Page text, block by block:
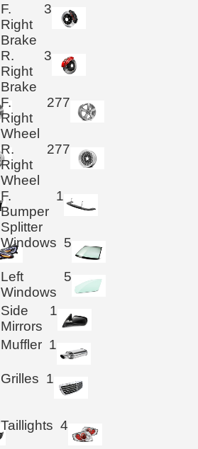
F.
Right
Brake
3
R.
Right
Brake
3
F.
Right
Wheel
277
R.
Right
Wheel
277
F.
Bumper
Splitter
1
Windows 5
Left
Windows
5
Side
Mirrors
1
Muffler 1
Grilles 1
Taillights 4